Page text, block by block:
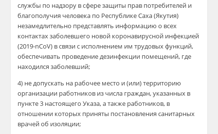
службы по надзору в сфере защиты прав потребителей и
благополучия человека по Республике Саха (Якутия)
незамедлительно представлять информацию о всех
контактах заболевшего новой коронавирусной инфекцией
(2019-nCoV) в связи с исполнением им трудовых функций,
обеспечивать проведение дезинфекции помещений, где
находился заболевший;
4) не допускать на рабочее место и (или) территорию
организации работников из числа граждан, указанных в
пункте 3 настоящего Указа, а также работников, в
отношении которых приняты постановления санитарных
врачей об изоляции;